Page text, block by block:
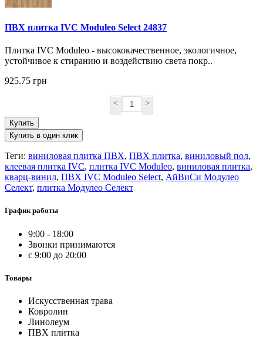
ПВХ плитка IVC Moduleo Select 24837
Плитка IVC Moduleo - высококачественное, экологичное,
устойчивое к стиранию и воздействию света покр..
925.75 грн
< >
Купить
Купить в один клик
Теги: виниловая плитка ПВХ, ПВХ плитка, виниловый пол,
клеевая плитка IVC, плитка IVC Moduleo, виниловая плитка,
кварц-винил, ПВХ IVC Moduleo Select, АйВиСи Модулео
Селект, плитка Модулео Селект
График работы
9:00 - 18:00
Звонки принимаются
с 9:00 до 20:00
Товары
Искусственная трава
Ковролин
Линолеум
ПВХ плитка